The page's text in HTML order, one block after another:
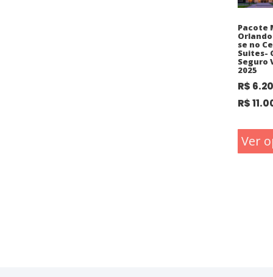
Pacote
se no
Suites-
Seguro
2025
R$
R$
Ver